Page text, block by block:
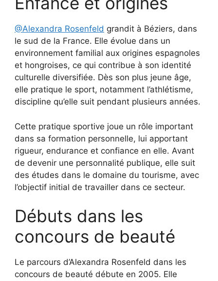
@Alexandra Rosenfeld grandit à Béziers, dans
le sud de la France. Elle évolue dans un
environnement familial aux origines espagnoles
et hongroises, ce qui contribue à son identité
culturelle diversifiée. Dès son plus jeune âge,
elle pratique le sport, notamment l’athlétisme,
discipline qu’elle suit pendant plusieurs années.
Cette pratique sportive joue un rôle important
dans sa formation personnelle, lui apportant
rigueur, endurance et confiance en elle. Avant
de devenir une personnalité publique, elle suit
des études dans le domaine du tourisme, avec
l’objectif initial de travailler dans ce secteur.
Débuts dans les
concours de beauté
Le parcours d’Alexandra Rosenfeld dans les
concours de beauté débute en 2005. Elle